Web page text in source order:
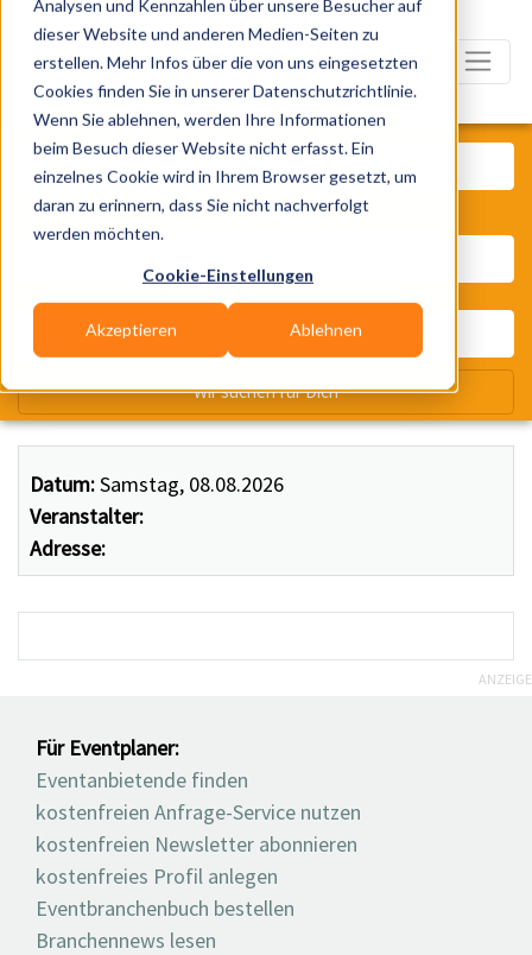
Analysen und Kennzahlen über unsere Besucher auf
dieser Website und anderen Medien-Seiten zu
erstellen. Mehr Infos über die von uns eingesetzten
Cookies finden Sie in unserer Datenschutzrichtlinie.
Wenn Sie ablehnen, werden Ihre Informationen
beim Besuch dieser Website nicht erfasst. Ein
einzelnes Cookie wird in Ihrem Browser gesetzt, um
daran zu erinnern, dass Sie nicht nachverfolgt
werden möchten.
Cookie-Einstellungen
Akzeptieren Ablehnen
Datum:Samstag, 08.08.2026
Veranstalter:
Adresse:
Was? Künstler, Zelte, Bands,
Wir suchen für Dich
ANZEIGE
Für Eventplaner:
Eventanbietende finden
kostenfreien Anfrage-Service nutzen
kostenfreien Newsletter abonnieren
kostenfreies Profil anlegen
Eventbranchenbuch bestellen
Branchennews lesen